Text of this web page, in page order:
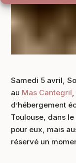
Samedi 5 avril,
au Mas Cantegril
d’hébergement
Toulouse, dans
pour eux, mais
réservé un